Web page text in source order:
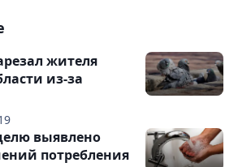
жителя
из-за
выявлено
потребления